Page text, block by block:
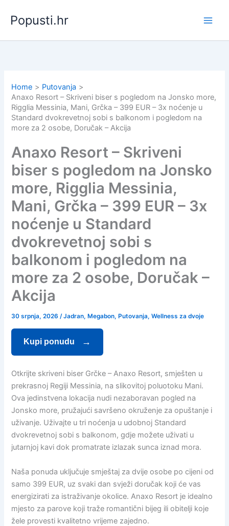
content
Popusti.hr
Home
Putovanja
Anaxo Resort – Skriveni biser s pogledom na Jonsko more,
Rigglia Messinia, Mani, Grčka – 399 EUR – 3x noćenje u
Standard dvokrevetnoj sobi s balkonom i pogledom na
more za 2 osobe, Doručak – Akcija
Anaxo Resort – Skriveni
biser s pogledom na Jonsko
more, Rigglia Messinia,
Mani, Grčka – 399 EUR – 3x
noćenje u Standard
dvokrevetnoj sobi s
balkonom i pogledom na
more za 2 osobe, Doručak –
Akcija
30 srpnja, 2026/Jadran, Megabon, Putovanja,Wellness za dvoje
Kupi ponudu
Otkrijte skriveni biser Grčke – Anaxo Resort, smješten u
prekrasnoj Regiji Messinia, na slikovitoj poluotoku Mani.
Ova jedinstvena lokacija nudi nezaboravan pogled na
Jonsko more, pružajući savršeno okruženje za opuštanje i
uživanje. Uživajte u tri noćenja u udobnoj Standard
dvokrevetnoj sobi s balkonom, gdje možete uživati u
jutarnjoj kavi dok promatrate izlazak sunca iznad mora.
Naša ponuda uključuje smještaj za dvije osobe po cijeni od
samo 399 EUR, uz svaki dan svježi doručak koji će vas
energizirati za istraživanje okolice. Anaxo Resort je idealno
mjesto za parove koji traže romantični bijeg ili obitelji koje
žele provesti kvalitetno vrijeme zajedno.